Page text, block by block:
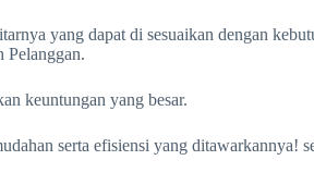
yang dapat di sesuaikan dengan
Pelanggan.
keuntungan yang besar.
serta efisiensi yang ditawarkannya!